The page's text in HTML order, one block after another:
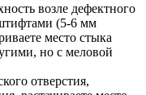
возле дефектного
(5-6 мм
место стыка
но с меловой
отверстия,